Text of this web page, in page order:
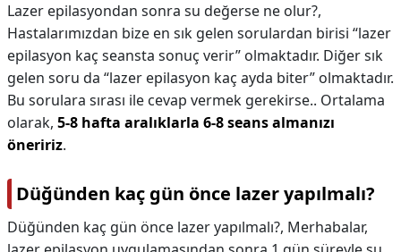
Lazer epilasyondan sonra su değerse ne olur?,
Hastalarımızdan bize en sık gelen sorulardan birisi “lazer
epilasyon kaç seansta sonuç verir” olmaktadır. Diğer sık
gelen soru da “lazer epilasyon kaç ayda biter” olmaktadır.
Bu sorulara sırası ile cevap vermek gerekirse.. Ortalama
olarak, 5-8 hafta aralıklarla 6-8 seans almanızı
öneririz.
Düğünden kaç gün önce lazer yapılmalı?
Düğünden kaç gün önce lazer yapılmalı?, Merhabalar,